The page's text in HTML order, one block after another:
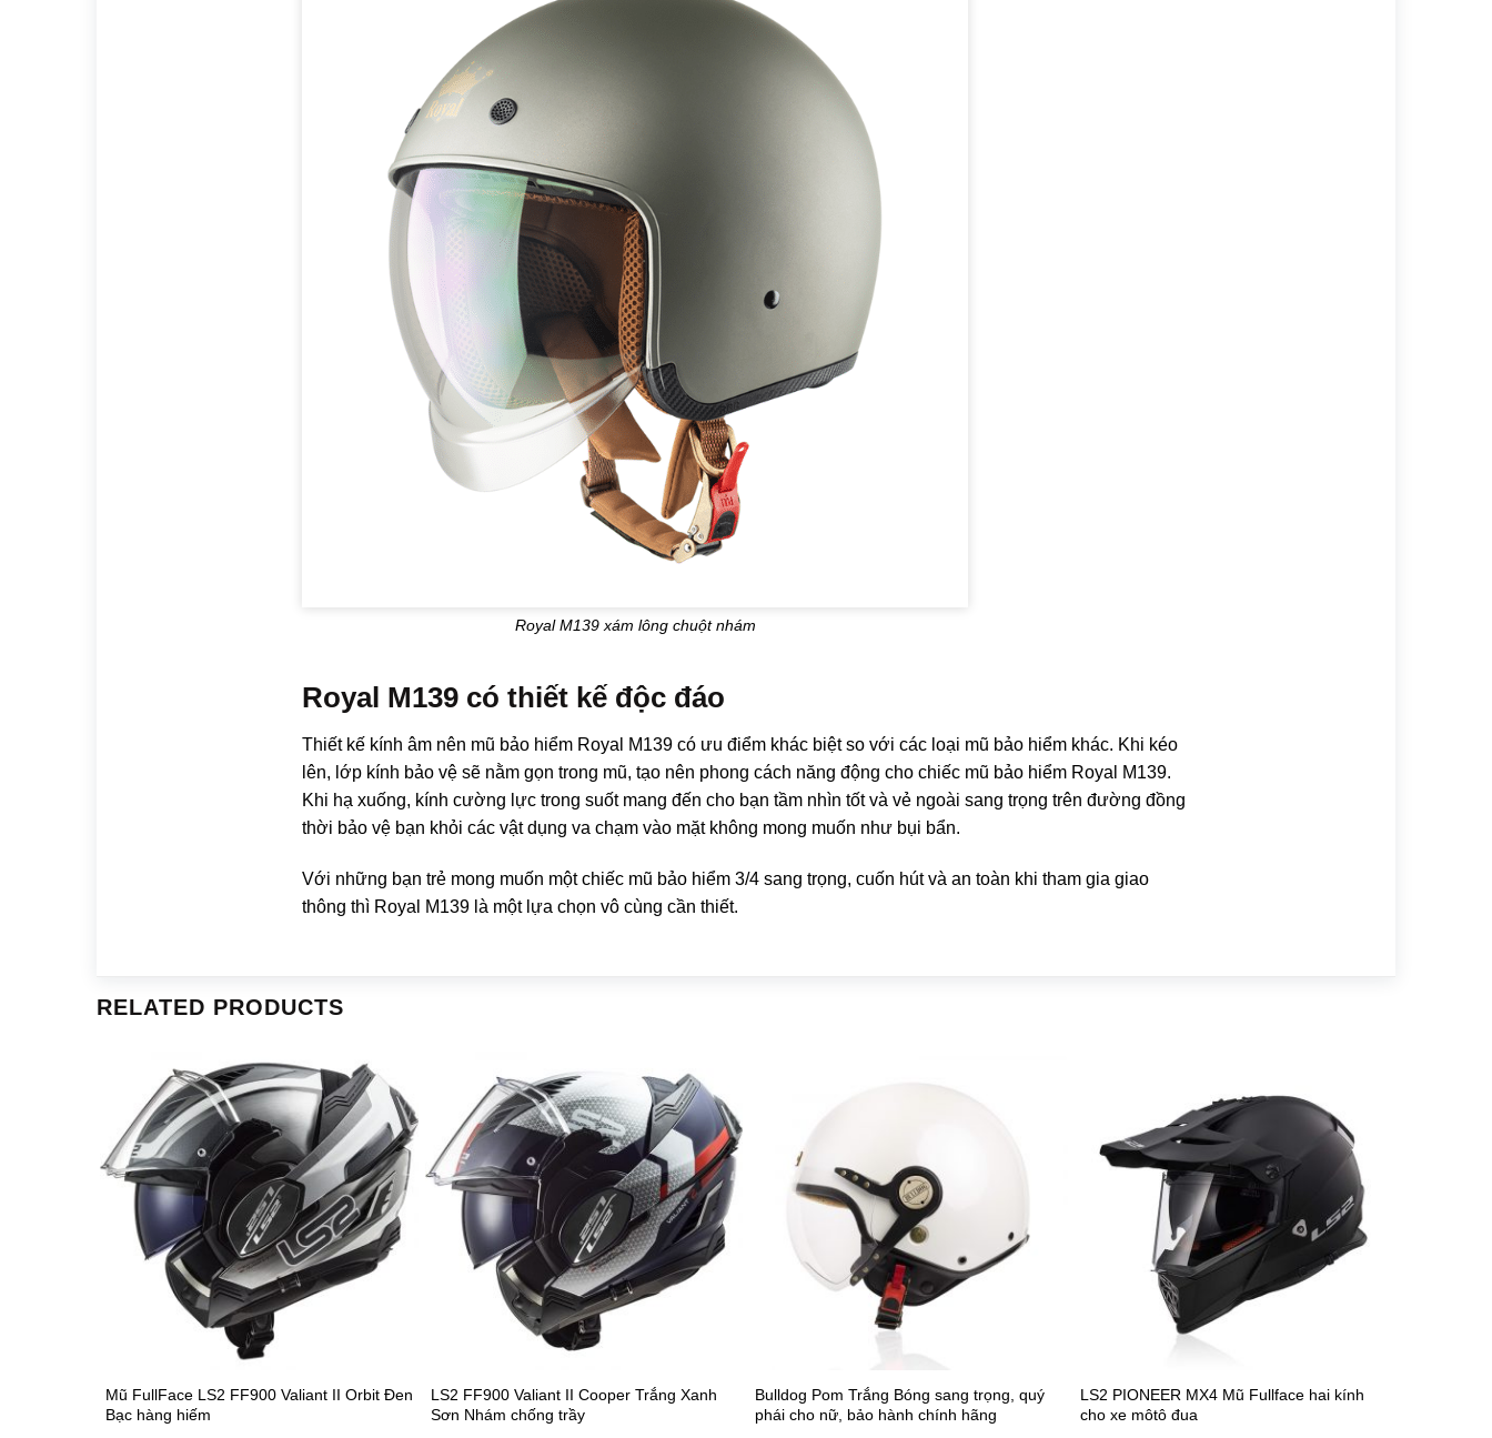
Royal M139 xám lông chuột nhám
Royal M139 có thiết kế độc đáo
Thiết kế kính âm nên mũ bảo hiểm Royal M139 có ưu điểm khác biệt so với các loại mũ bảo hiểm khác. Khi kéo
lên, lớp kính bảo vệ sẽ nằm gọn trong mũ, tạo nên phong cách năng động cho chiếc mũ bảo hiểm Royal M139.
Khi hạ xuống, kính cường lực trong suốt mang đến cho bạn tầm nhìn tốt và vẻ ngoài sang trọng trên đường đồng
thời bảo vệ bạn khỏi các vật dụng va chạm vào mặt không mong muốn như bụi bẩn.
Với những bạn trẻ mong muốn một chiếc mũ bảo hiểm 3/4 sang trọng, cuốn hút và an toàn khi tham gia giao
thông thì Royal M139 là một lựa chọn vô cùng cần thiết.
RELATED PRODUCTS
Mũ FullFace LS2 FF900 Valiant II Orbit Đen
Bạc hàng hiếm
LS2 FF900 Valiant II Cooper Trắng Xanh
Sơn Nhám chống trầy
Bulldog Pom Trắng Bóng sang trọng, quý
phái cho nữ, bảo hành chính hãng
LS2 PIONEER MX4 Mũ Fullface hai kính
cho xe môtô đua